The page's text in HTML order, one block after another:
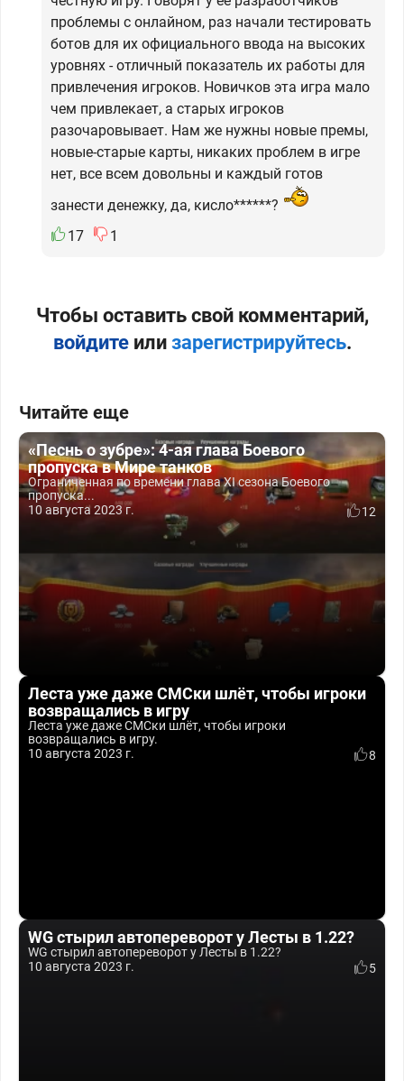
проблемы с онлайном, раз начали тестировать
ботов для их официального ввода на высоких
уровнях - отличный показатель их работы для
привлечения игроков. Новичков эта игра мало
чем привлекает, а старых игроков
разочаровывает. Нам же нужны новые премы,
новые-старые карты, никаких проблем в игре
нет, все всем довольны и каждый готов
занести денежку, да, кисло******?
17
1
Чтобы оставить свой комментарий,
войдитеили зарегистрируйтесь.
Читайте еще
«Песнь о зубре»: 4-ая глава Боевого
пропуска в Мире танков
Ограниченная по времени глава XI сезона Боевого
пропуска...
10 августа 2023 г.
12
Леста уже даже СМСки шлёт, чтобы игроки
возвращались в игру
Леста уже даже СМСки шлёт, чтобы игроки
возвращались в игру.
10 августа 2023 г.
8
WG стырил автопереворот у Лесты в 1.22?
WG стырил автопереворот у Лесты в 1.22?
10 августа 2023 г.
5